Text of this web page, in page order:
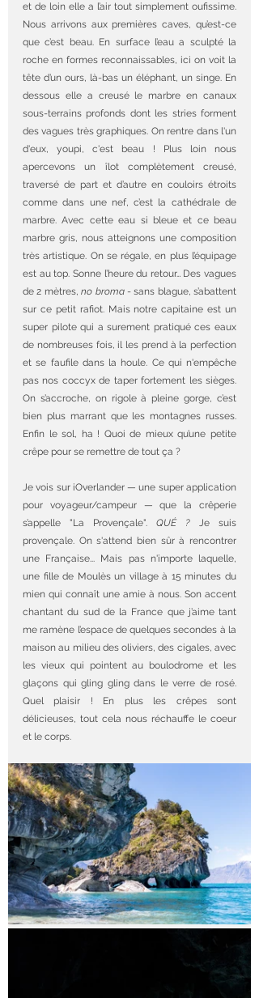
et de loin elle a l’air tout simplement oufissime.
Nous arrivons aux premières caves, qu’est-ce
que c’est beau. En surface l’eau a sculpté la
roche en formes reconnaissables, ici on voit la
tête d’un ours, là-bas un éléphant, un singe. En
dessous elle a creusé le marbre en canaux
sous-terrains profonds dont les stries forment
des vagues très graphiques. On rentre dans l'un
d'eux, youpi, c'est beau ! Plus loin nous
apercevons un îlot complètement creusé,
traversé de part et d’autre en couloirs étroits
comme dans une nef, c’est la cathédrale de
marbre. Avec cette eau si bleue et ce beau
marbre gris, nous atteignons une composition
très artistique. On se régale, en plus l’équipage
est au top. Sonne l’heure du retour… Des vagues
de 2 mètres, no broma - sans blague, s’abattent
sur ce petit rafiot. Mais notre capitaine est un
super pilote qui a surement pratiqué ces eaux
de nombreuses fois, il les prend à la perfection
et se faufile dans la houle. Ce qui n'empêche
pas nos coccyx de taper fortement les sièges.
On s’accroche, on rigole à pleine gorge, c’est
bien plus marrant que les montagnes russes.
Enfin le sol, ha ! Quoi de mieux qu’une petite
crêpe pour se remettre de tout ça ?
Je vois sur iOverlander — une super application
pour voyageur/campeur — que la crêperie
s’appelle "La Provençale". QUÉ ? Je suis
provençale. On s'attend bien sûr à rencontrer
une Française... Mais pas n'importe laquelle,
une fille de Moulès un village à 15 minutes du
mien qui connaît une amie à nous. Son accent
chantant du sud de la France que j’aime tant
me ramène l’espace de quelques secondes à la
maison au milieu des oliviers, des cigales, avec
les vieux qui pointent au boulodrome et les
glaçons qui gling gling dans le verre de rosé.
Quel plaisir ! En plus les crêpes sont
délicieuses, tout cela nous réchauffe le coeur
et le corps.